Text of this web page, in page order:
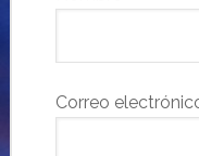
Correo